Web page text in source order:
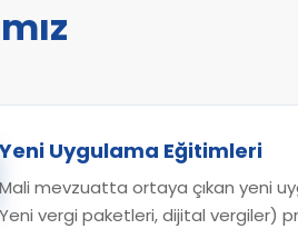
Uygulama Eğitimleri
mevzuatta ortaya çıkan yeni
Yeni vergi paketleri, dijital vergiler)